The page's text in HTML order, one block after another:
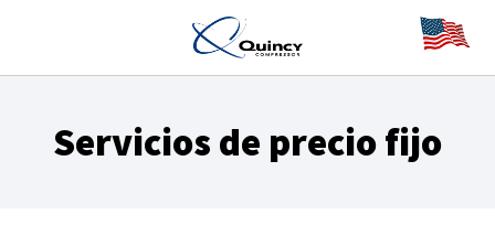
Servicios de precio fijo